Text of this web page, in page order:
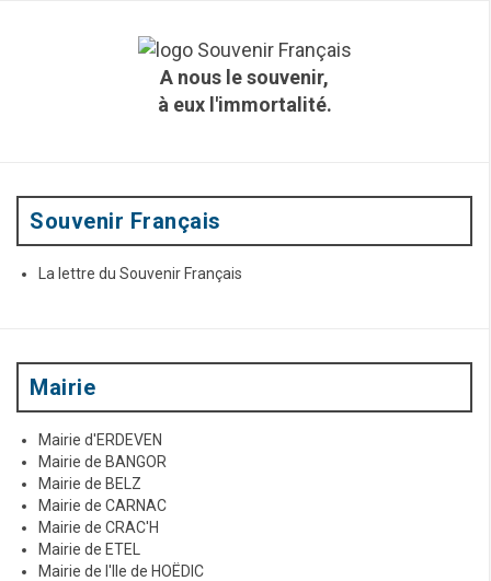
e
s
a
i
c
l
e
s
r
A nous le souvenir,
à eux l'immortalité.
Souvenir Français
La lettre du Souvenir Français
Mairie
Mairie d'ERDEVEN
Mairie de BANGOR
Mairie de BELZ
Mairie de CARNAC
Mairie de CRAC'H
Mairie de ETEL
Mairie de l'Ile de HOËDIC